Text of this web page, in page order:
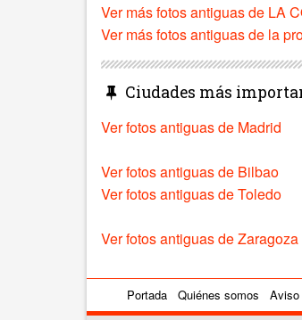
Ver más fotos antiguas de LA
Ver más fotos antiguas de la
Ciudades más
Ver fotos antiguas de Madrid
Ver fotos antiguas de Bilbao
Ver fotos antiguas de Toledo
Ver fotos antiguas de Zaragoza
Portada Quiénes somos Aviso